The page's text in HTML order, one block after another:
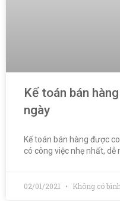
Kế toán bán
ngày
Kế toán bán hàng được
có công việc nhẹ nhất,
02/01/2021 Không có